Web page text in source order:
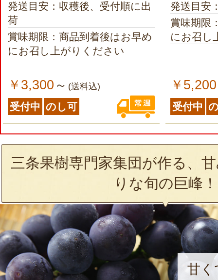
発送目安：収穫後、受付順に出
荷
賞味期限：商品到着後はお早め
にお召し上がりください
￥3,300 ～ (送料込)
受付中 のし可
発送目安
賞味期限
にお召し
￥5,200
受付中
三条果樹専門家集団が作る、
りな旬の巨峰！
甘く